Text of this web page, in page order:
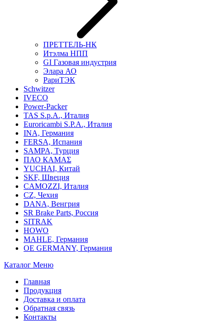
ПРЕТТЕЛЬ-НК
Итэлма НПП
GI Газовая индустрия
Элара АО
РариТЭК
Schwitzer
IVECO
Power-Packer
TAS S.p.A., Италия
Euroricambi S.P.A., Италия
INA, Германия
FERSA, Испания
SAMPA, Турция
ПАО КАМАΣ
YUCHAI, Китай
SKF, Швеция
CAMOZZI, Италия
CZ, Чехия
DANA, Венгрия
SR Brake Parts, Россия
SITRAK
HOWO
MAHLE, Германия
OE GERMANY, Германия
Каталог Меню
Главная
Продукция
Доставка и оплата
Обратная связь
Контакты